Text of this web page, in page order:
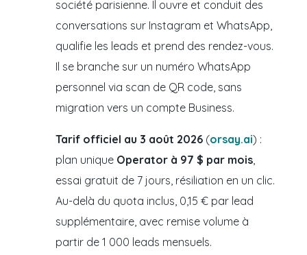
société parisienne. Il ouvre et conduit des
conversations sur Instagram et WhatsApp,
qualifie les leads et prend des rendez-vous.
Il se branche sur un numéro WhatsApp
personnel via scan de QR code, sans
migration vers un compte Business.
Tarif officiel au 3 août 2026(orsay.ai) :
plan unique Operator à 97 $ par mois,
essai gratuit de 7 jours, résiliation en un clic.
Au-delà du quota inclus, 0,15 € par lead
supplémentaire, avec remise volume à
partir de 1 000 leads mensuels.